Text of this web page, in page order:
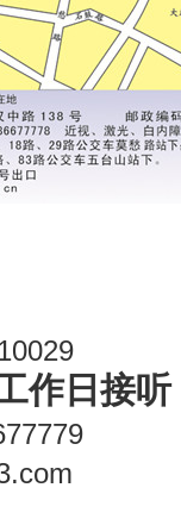
作日接